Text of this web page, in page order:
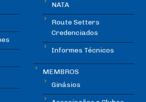
NATA
Route Setters
Credenciados
Informes Técnicos
MEMBROS
Ginásios